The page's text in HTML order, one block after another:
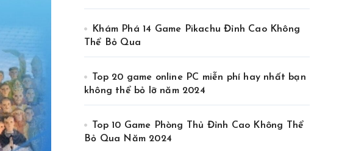
Khám Phá 14 Game Pikachu Đỉnh Cao Không
Thể Bỏ Qua
Top 20 game online PC miễn phí hay nhất bạn
không thể bỏ lỡ năm 2024
Top 10 Game Phòng Thủ Đỉnh Cao Không Thể
Bỏ Qua Năm 2024